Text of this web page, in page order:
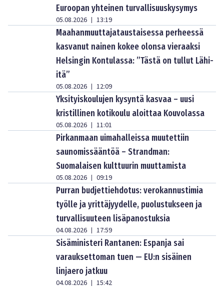
Euroopan yhteinen turvallisuuskysymys
05.08.2026 | 13:19
Maahanmuuttajataustaisessa perheessä
kasvanut nainen kokee olonsa vieraaksi
Helsingin Kontulassa: ”Tästä on tullut Lähi-
itä”
05.08.2026 | 12:09
Yksityiskoulujen kysyntä kasvaa – uusi
kristillinen kotikoulu aloittaa Kouvolassa
05.08.2026 | 11:01
Pirkanmaan uimahalleissa muutettiin
saunomissääntöä – Strandman:
Suomalaisen kulttuurin muuttamista
05.08.2026 | 09:19
Purran budjettiehdotus: verokannustimia
työlle ja yrittäjyydelle, puolustukseen ja
turvallisuuteen lisäpanostuksia
04.08.2026 | 17:59
Sisäministeri Rantanen: Espanja sai
varauksettoman tuen — EU:n sisäinen
linjaero jatkuu
04.08.2026 | 15:42